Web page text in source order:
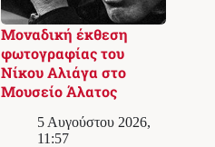
Μοναδική έκθεση
φωτογραφίας του
Νίκου Αλιάγα στο
Μουσείο Άλατος
5 Αυγούστου 2026,
11:57